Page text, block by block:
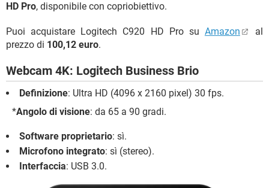
HD Pro, disponibile con copriobiettivo.
Puoi acquistare Logitech C920 HD Pro su Amazon
al
prezzo di 100,12 euro.
Webcam 4K: Logitech Business Brio
Definizione: Ultra HD (4096 x 2160 pixel) 30 fps.
*Angolo di visione: da 65 a 90 gradi.
Software proprietario: sì.
Microfono integrato: sì (stereo).
Interfaccia: USB 3.0.